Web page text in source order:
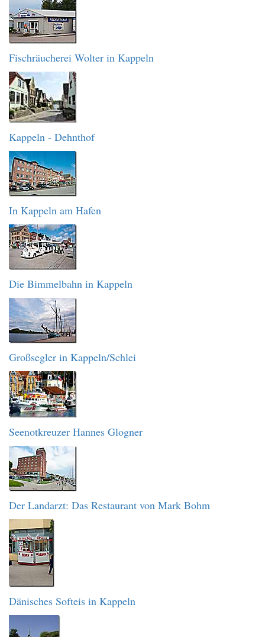
Fischräucherei Wolter in Kappeln
Kappeln - Dehnthof
In Kappeln am Hafen
Die Bimmelbahn in Kappeln
Großsegler in Kappeln/Schlei
Seenotkreuzer Hannes Glogner
Der Landarzt: Das Restaurant von Mark Bohm
Dänisches Softeis in Kappeln